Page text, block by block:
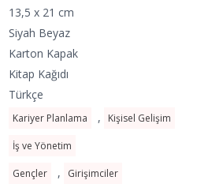
13,5 x 21 cm
Siyah Beyaz
Karton Kapak
Kitap Kağıdı
Türkçe
Kariyer Planlama , Kişisel Gelişim
İş ve Yönetim
Gençler , Girişimciler